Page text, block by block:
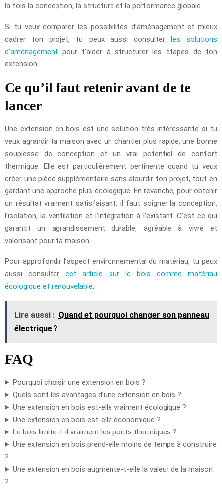
la fois la conception, la structure et la performance globale.
Si tu veux comparer les possibilités d’aménagement et mieux
cadrer ton projet, tu peux aussi consulter les solutions
d’aménagement pour t’aider à structurer les étapes de ton
extension.
Ce qu’il faut retenir avant de te
lancer
Une extension en bois est une solution très intéressante si tu
veux agrandir ta maison avec un chantier plus rapide, une bonne
souplesse de conception et un vrai potentiel de confort
thermique. Elle est particulièrement pertinente quand tu veux
créer une pièce supplémentaire sans alourdir ton projet, tout en
gardant une approche plus écologique. En revanche, pour obtenir
un résultat vraiment satisfaisant, il faut soigner la conception,
l’isolation, la ventilation et l’intégration à l’existant. C’est ce qui
garantit un agrandissement durable, agréable à vivre et
valorisant pour ta maison.
Pour approfondir l’aspect environnemental du matériau, tu peux
aussi consultercet article sur le bois comme matériau
écologique et renouvelable.
Lire aussi : Quand et pourquoi changer son panneau
électrique ?
FAQ
Pourquoi choisir une extension en bois ?
Quels sont les avantages d’une extension en bois ?
Une extension en bois est-elle vraiment écologique ?
Une extension en bois est-elle économique ?
Le bois limite-t-il vraiment les ponts thermiques ?
Une extension en bois prend-elle moins de temps à construire
?
Une extension en bois augmente-t-elle la valeur de la maison
?